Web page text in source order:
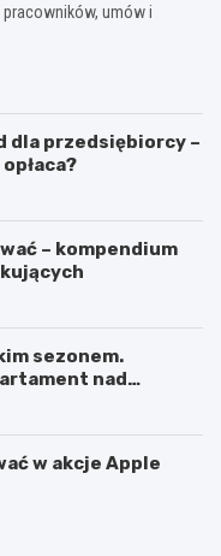
umów i
dla przedsiębiorcy –
– kompendium
sezonem.
nad
w akcje Apple